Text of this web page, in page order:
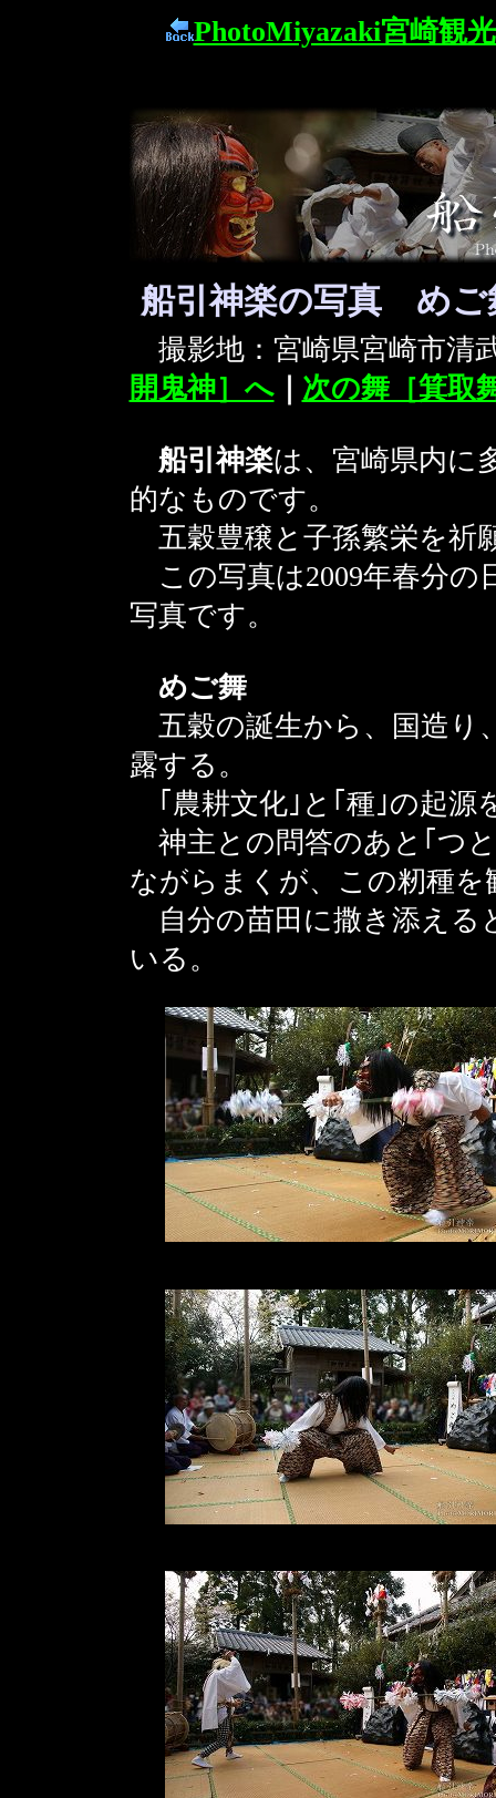
PhotoMiyazaki宮崎観
船引神楽の写真 めご
撮影地：宮崎県宮崎
開鬼神］へ｜ 次の舞［箕取
船引神楽は、宮崎県内に
的なものです。
五穀豊穣と子孫繁栄を祈
この写真は2009年春分の
写真です。
めご舞
五穀の誕生から、国造り
露する。
｢農耕文化｣と｢種｣の起源
神主との問答のあと｢つ
ながらまくが、この籾種を
自分の苗田に撒き添える
いる。